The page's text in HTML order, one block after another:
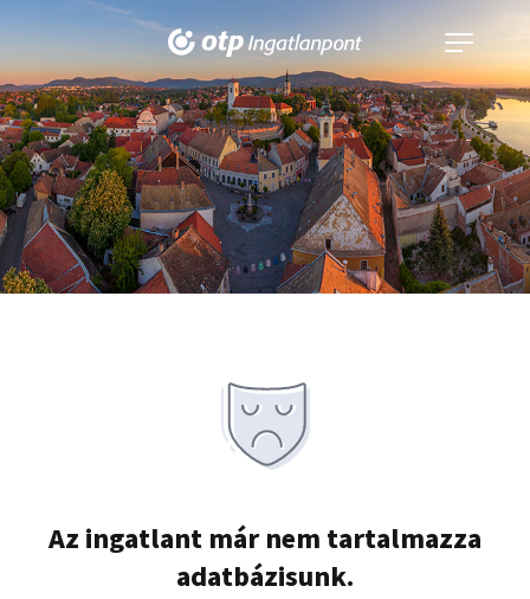
Navigáció
kinyitása
Az ingatlant már nem tartalmazza
adatbázisunk.